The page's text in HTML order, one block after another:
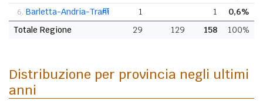
6. BT
Barletta-Andria-Trani 1 1
0,6%
Totale Regione
29 129 158 100%
Distribuzione per provincia negli ultimi
anni